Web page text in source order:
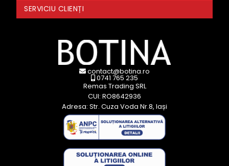
SERVICIU CLIENȚI
contact@botina.ro
0741 765 235
Remas Trading SRL
CUI: RO8642936
Adresa: Str. Cuza Voda Nr.8, Iași